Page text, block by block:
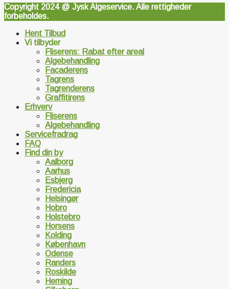
Copyright 2024 @ Jysk Algeservice. Alle rettigheder
forbeholdes.
Hent Tilbud
Vi tilbyder
Fliserens: Rabat efter areal
Algebehandling
Facaderens
Tagrens
Tagrenderens
Graffitirens
Erhverv
Fliserens
Algebehandling
Servicefradrag
FAQ
Find din by
Aalborg
Aarhus
Esbjerg
Fredericia
Helsingør
Hobro
Holstebro
Horsens
Kolding
København
Odense
Randers
Roskilde
Herning